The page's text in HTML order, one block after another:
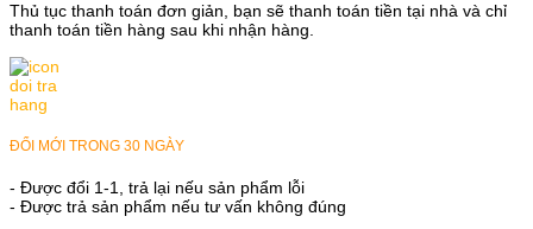
Thủ tục thanh toán đơn giản, bạn sẽ thanh toán tiền tại nhà và chỉ
thanh toán tiền hàng sau khi nhận hàng.
ĐỔI MỚI TRONG 30 NGÀY
- Được đổi 1-1, trả lại nếu sản phẩm lỗi
- Được trả sản phẩm nếu tư vấn không đúng